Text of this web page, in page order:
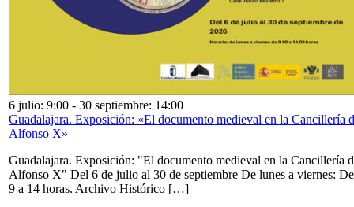
6 julio: 9:00 - 30 septiembre: 14:00
Guadalajara. Exposición: «El documento medieval en la Cancillería
Alfonso X»
Guadalajara. Exposición: "El documento medieval en la Cancillería
Alfonso X" Del 6 de julio al 30 de septiembre De lunes a viernes: De
9 a 14 horas. Archivo Histórico […]